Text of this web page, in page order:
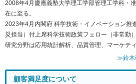
2008年4月慶應義塾大学理工学部管理工学科・
在に至る。
2023年4月内閣府 科学技術・イノベーション推
災担当）付上席科学技術政策フェロー（非常勤）
研究分野は応用統計解析、品質管理、マーケティ
≫鈴木
顧客満足度について